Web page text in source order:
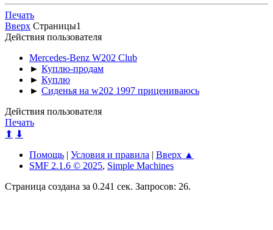
Печать
Вверх Страницы1
Действия пользователя
Mercedes-Benz W202 Club
► Куплю-продам
► Куплю
► Сиденья на w202 1997 прицениваюсь
Действия пользователя
Печать
⬆ ⬇
Помощь | Условия и правила | Вверх ▲
SMF 2.1.6 © 2025, Simple Machines
Страница создана за 0.241 сек. Запросов: 26.